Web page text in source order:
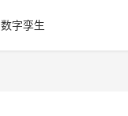
数字孪生